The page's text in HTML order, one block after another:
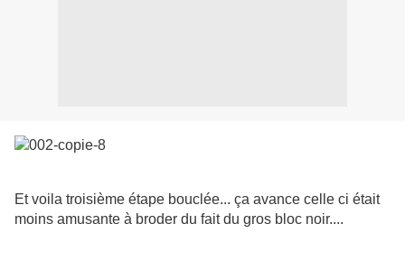
Et voila troisième étape bouclée... ça avance celle ci était
moins amusante à broder du fait du gros bloc noir....